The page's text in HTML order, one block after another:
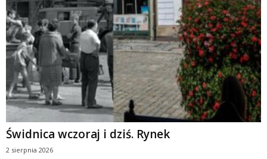
Świdnica wczoraj i dziś. Rynek
2 sierpnia 2026